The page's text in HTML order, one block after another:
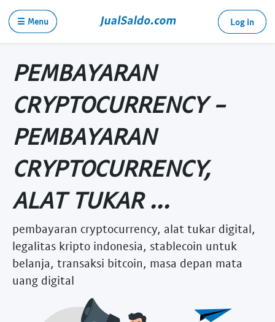
☰ Menu Log in
PEMBAYARAN
CRYPTOCURRENCY -
PEMBAYARAN
CRYPTOCURRENCY,
ALAT TUKAR ...
pembayaran cryptocurrency, alat tukar digital,
legalitas kripto indonesia, stablecoin untuk
belanja, transaksi bitcoin, masa depan mata
uang digital